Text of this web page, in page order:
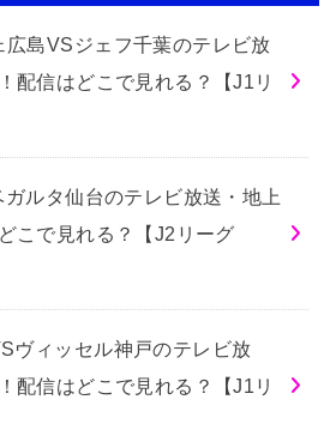
広島VSジェフ千葉のテレビ放
配信はどこで見れる？【J1リ
ルタ仙台のテレビ放送・地上
こで見れる？【J2リーグ
ヴィッセル神戸のテレビ放
配信はどこで見れる？【J1リ